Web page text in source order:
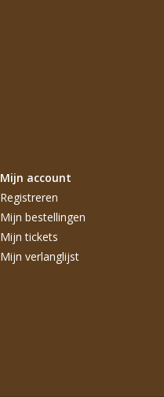
Mijn account
Registreren
Mijn bestellingen
Mijn tickets
Mijn verlanglijst